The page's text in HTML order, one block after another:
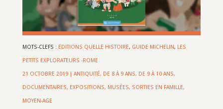
MOTS-CLEFS : EDITIONS QUELLE HISTOIRE, GUIDE MICHELIN, LES
PETITS EXPLORATEURS -ROME
21 OCTOBRE 2019| ANTIQUITÉ, DE 8 À 9 ANS, DE 9 À 10 ANS,
DOCUMENTAIRES, EXPOSITIONS, MUSÉES, SORTIES EN FAMILLE,
MOYEN-AGE